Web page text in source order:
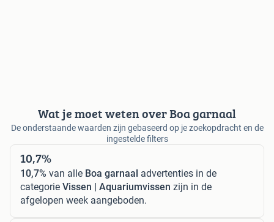
Wat je moet weten over Boa garnaal
De onderstaande waarden zijn gebaseerd op je zoekopdracht en de
ingestelde filters
10,7%
10,7% van alle Boa garnaal advertenties in de
categorie Vissen | Aquariumvissen zijn in de
afgelopen week aangeboden.